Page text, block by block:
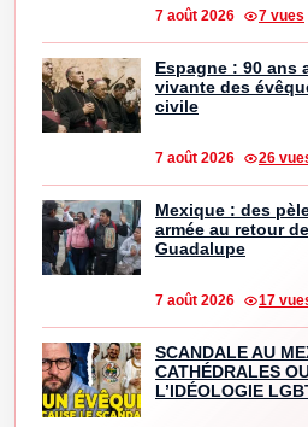
7 août 2026 7 vues
Espagne : 90 ans
vivante des
civile
7 août 2026 26
Mexique : des
armée au retour
Guadalupe
7 août 2026 17
SCANDALE AU
CATHÉDRALES
L’IDÉOLOGIE